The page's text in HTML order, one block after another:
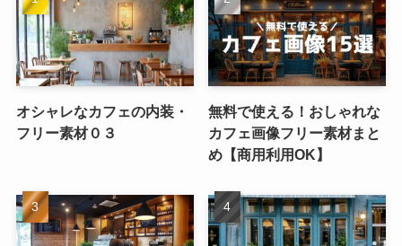
オシャレなカフェの内装・
フリー素材０３
無料で使える！おしゃれな
カフェ画像フリー素材まと
め【商用利用OK】